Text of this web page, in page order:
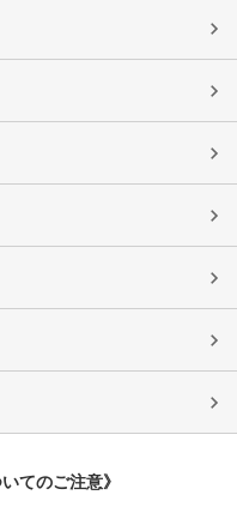
てのご注意》